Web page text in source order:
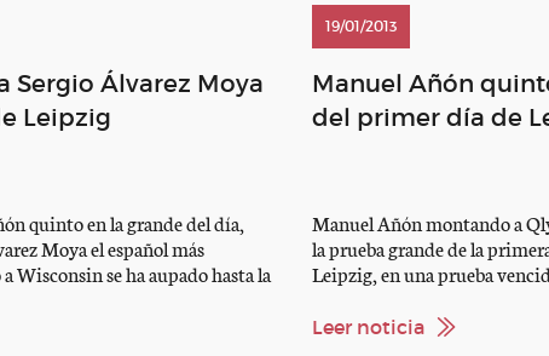
Sergio Álvarez Moya
Leipzig
quinto en la grande del día,
Moya el español más
Wisconsin se ha aupado hasta la
a partir de las 14:30 horas
19/01/2013
Manuel Añón
del primer día de
Manuel Añón montando a
la prueba grande de la
Leipzig, en una prueba
Moya sobre Zipper no tuvo
Leer noticia